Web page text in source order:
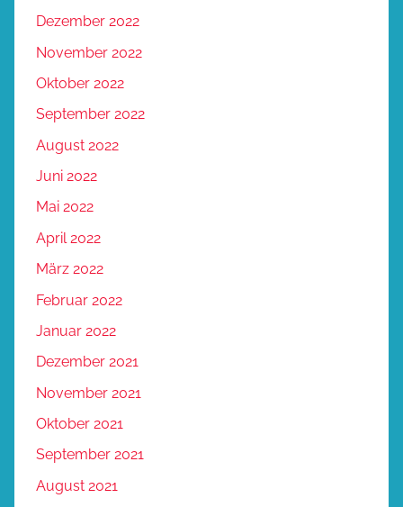
Dezember 2022
November 2022
Oktober 2022
September 2022
August 2022
Juni 2022
Mai 2022
April 2022
März 2022
Februar 2022
Januar 2022
Dezember 2021
November 2021
Oktober 2021
September 2021
August 2021